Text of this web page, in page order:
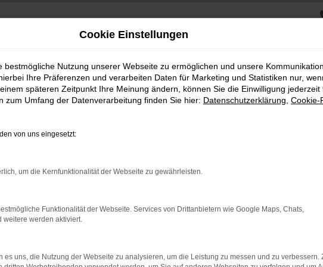
bestimmter Seiten verhindern. Funktioniert die Seite in einem
beheben.
auf dem neuesten Stand sind.
Cookie Einstellungen
bestmögliche Nutzung unserer Webseite zu ermöglichen und unsere
Ihre Präferenzen und verarbeiten Daten für Marketing und Statistiken nur,
späteren Zeitpunkt Ihre Meinung ändern, können Sie die Einwilligung
zum Umfang der Datenverarbeitung finden Sie hier: Datenschutzerklärung Cookie-
von uns eingesetzt:
um die Kernfunktionalität der Webseite zu gewährleisten.
Funktionalität der Webseite. Services von Drittanbietern wie Google Maps, Chats,
weitere werden aktiviert.
es uns, die Nutzung der Webseite zu analysieren, um die Leistung zu messen und zu verbessern.